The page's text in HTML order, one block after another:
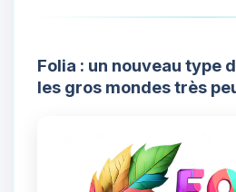
Folia : un nouveau type
les gros mondes très